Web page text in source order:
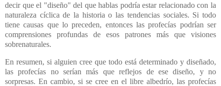
decir que el "diseño" del que hablas podría estar relacionado con la
naturaleza cíclica de la historia o las tendencias sociales. Si todo
tiene causas que lo preceden, entonces las profecías podrían ser
comprensiones profundas de esos patrones más que visiones
sobrenaturales.
En resumen, si alguien cree que todo está determinado y diseñado,
las profecías no serían más que reflejos de ese diseño, y no
sorpresas. En cambio, si se cree en el libre albedrío, las profecías